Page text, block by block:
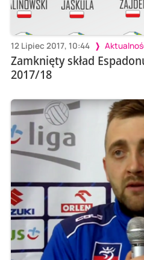
12 Lipiec 2017, 10:44
Zamknięty skład
2017/18